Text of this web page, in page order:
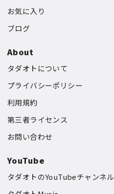
お気に入り
ブログ
About
タダオトについて
プライバシーポリシー
利用規約
第三者ライセンス
お問い合わせ
YouTube
タダオトのYouTubeチャンネル